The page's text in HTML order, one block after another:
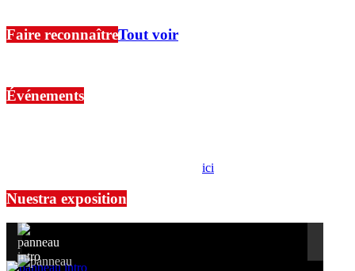
Faire reconnaîtreTout voir
Événements
ici
Nuestra exposition